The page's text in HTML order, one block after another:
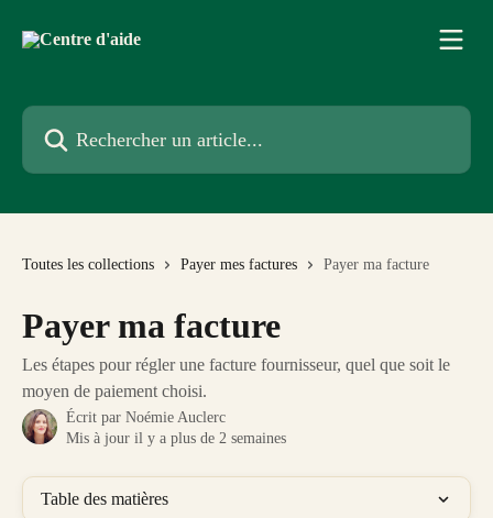
Rechercher un article...
Toutes les collections Payer mes factures Payer ma facture
Payer ma facture
Les étapes pour régler une facture fournisseur, quel que soit le
moyen de paiement choisi.
Écrit par Noémie Auclerc
Mis à jour il y a plus de 2 semaines
Table des matières